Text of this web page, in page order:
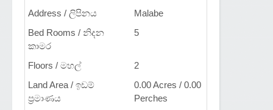
Address / ලිපිනය
Malabe
Bed Rooms / නිදන
කාමර
5
Floors / මහල්
2
Land Area / ඉඩම්
ප්‍රමාණය
0.00 Acres / 0.00
Perches